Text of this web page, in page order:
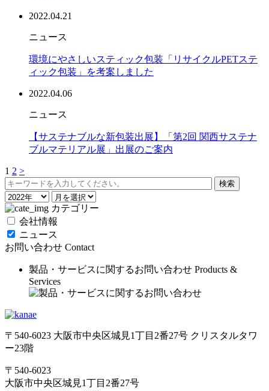
2022.04.21
ニュース
環境にやさしいスティック包装「リサイクルPETステ
ィック包装」を考案しました
2022.04.06
ニュース
【サステナブルな新包装出展】「第2回 関西サステナ
ブルマテリアル展」出展のご案内
1 2 >
カテゴリー
会社情報
ニュース
お問い合わせ Contact
製品・サービスに関するお問い合わせ Products &
Services
〒540-6023 大阪市中央区城見1丁目2番27号 クリスタルタワ
ー23階
〒540-6023
大阪市中央区城見1丁目2番27号